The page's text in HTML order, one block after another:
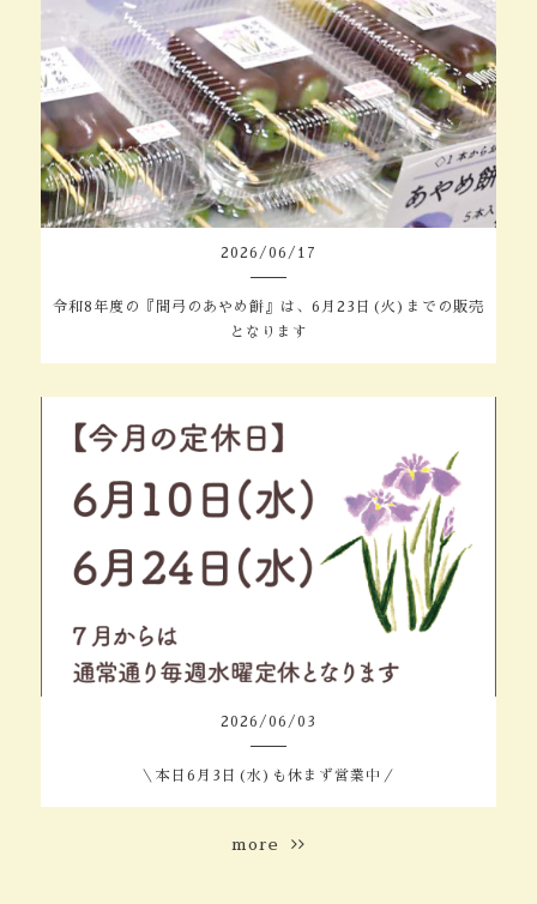
2026 /06 / 17
令和8年度の『間弓のあやめ餅』は、6月23日(火)までの販売
となります
2026 /06 /03
＼本日6月3日(水)も休まず営業中／
more